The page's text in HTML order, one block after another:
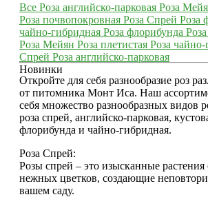
Все Роза английско-парковая Роза
Роза почвопокровная Роза Спрей Роза
чайно-гибридная Роза флорибунда
Роза Мейян Роза плетистая Роза
Спрей Роза английско-парковая
Новинки
Откройте для себя разнообразие роз
от питомника Монт Иса. Наш
себя множество разнообразных видов
роза спрей, английско-парковая,
флорибунда и чайно-гибридная.
Роза Спрей:
Розы спрей – это изысканные
нежных цветков, создающие
вашем саду.